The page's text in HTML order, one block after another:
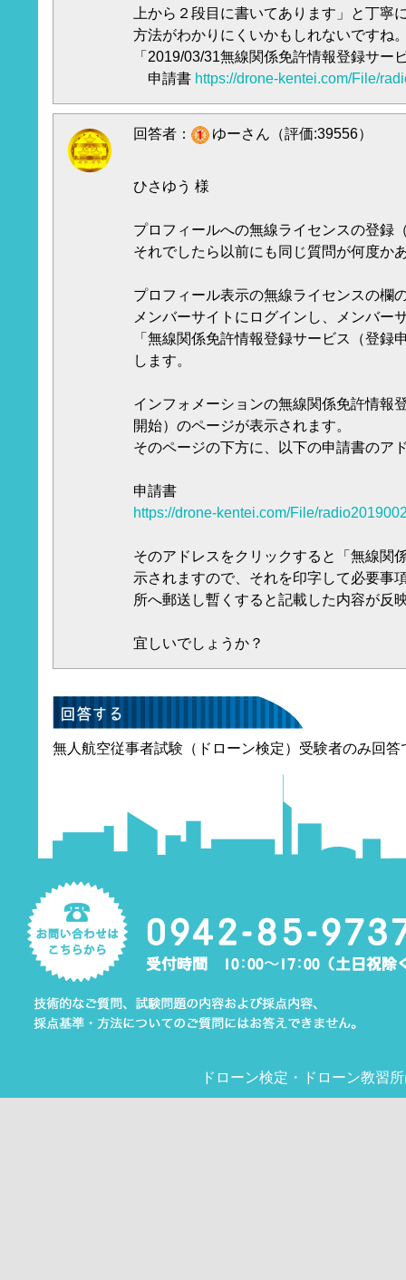
上から２段目に書いてあります」と丁寧
方法がわかりにくいかもしれないですね
「2019/03/31無線関係免許情報登録サー
申請書 https://drone-kentei.com/File/
回答者： ゆーさん（評価:39556）
ひさゆう 様
プロフィールへの無線ライセンスの登録
それでしたら以前にも同じ質問が何度か
プロフィール表示の無線ライセンスの欄
メンバーサイトにログインし、メンバー
「無線関係免許情報登録サービス（登録
します。
インフォメーションの無線関係免許情報
開始）のページが表示されます。
そのページの下方に、以下の申請書のア
申請書
https://drone-kentei.com/File/
そのアドレスをクリックすると「無線関
示されますので、それを印字して必要事
所へ郵送し暫くすると記載した内容が反
宜しいでしょうか？
無人航空従事者試験（ドローン検定）受験者のみ回答
ドローン検定 ・ ドローン教習所